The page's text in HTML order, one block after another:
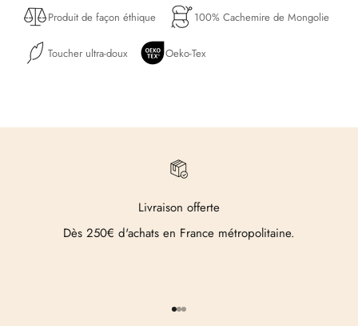
Produit de façon éthique 100% Cachemire de Mongolie
Toucher ultra-doux Oeko-Tex
Livraison offerte
Dès 250€ d'achats en France métropolitaine.
Aller à l'élément 1
Aller à l'élément 2
Aller à l'élément 3